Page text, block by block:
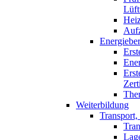
Weiterbildung